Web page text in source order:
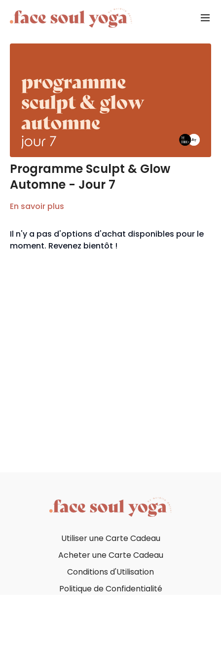
Programme Sculpt & Glow
Automne - Jour 7
En savoir plus
Il n'y a pas d'options d'achat disponibles pour le
moment. Revenez bientôt !
Utiliser une Carte Cadeau
Acheter une Carte Cadeau
Conditions d'Utilisation
Politique de Confidentialité